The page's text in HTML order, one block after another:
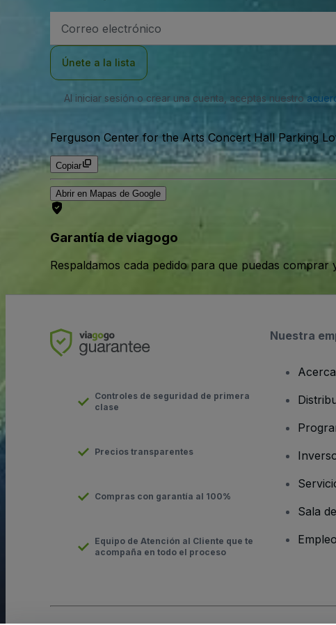
de
Únete a la lista
Al iniciar sesión o crear una cuenta, aceptas nuestro
Ferguson Center for the Arts Concert Hall Parking
Copiar
Abrir en Mapas de Google
Garantía de viagogo
Respaldamos cada pedido para que puedas
Controles de seguridad de primera
clase
Precios transparentes
Compras con garantía al 100%
Equipo de Atención al Cliente que te
acompaña en todo el proceso
Nuestra
Sala